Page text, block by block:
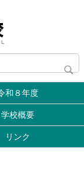
和８年度
学校概要
リンク